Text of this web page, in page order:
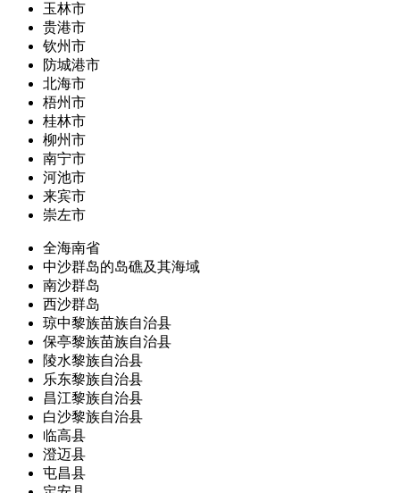
玉林市
贵港市
钦州市
防城港市
北海市
梧州市
桂林市
柳州市
南宁市
河池市
来宾市
崇左市
全海南省
中沙群岛的岛礁及其海域
南沙群岛
西沙群岛
琼中黎族苗族自治县
保亭黎族苗族自治县
陵水黎族自治县
乐东黎族自治县
昌江黎族自治县
白沙黎族自治县
临高县
澄迈县
屯昌县